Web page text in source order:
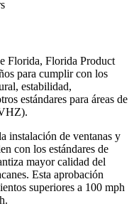
Florida, Florida Product
para cumplir con los
estabilidad,
estándares para áreas de
instalación de ventanas y
con los estándares de
mayor calidad del
Esta aprobación
superiores a 100 mph